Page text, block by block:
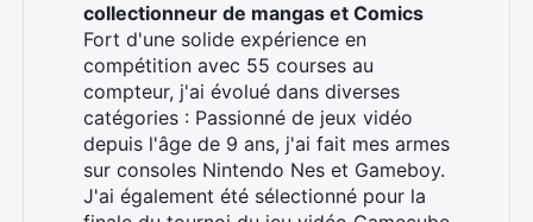
collectionneur de mangas et Comics
Fort d'une solide expérience en
compétition avec 55 courses au
compteur, j'ai évolué dans diverses
catégories : Passionné de jeux vidéo
depuis l'âge de 9 ans, j'ai fait mes armes
sur consoles Nintendo Nes et Gameboy.
J'ai également été sélectionné pour la